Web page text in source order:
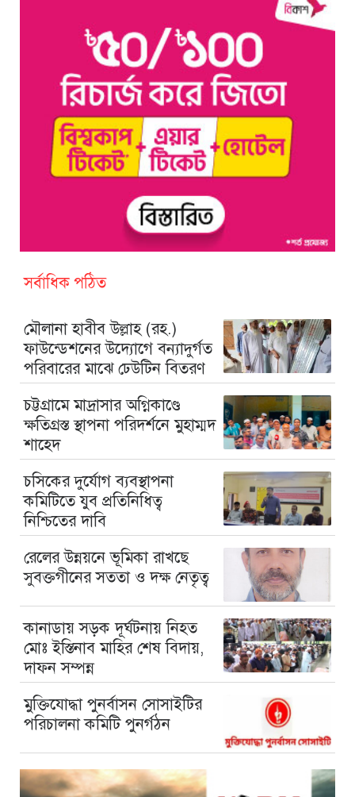
সর্বাধিক পঠিত
মৌলানা হাবীব উল্লাহ (রহ.)
ফাউন্ডেশনের উদ্যোগে বন্যাদুর্গত
পরিবারের মাঝে ঢেউটিন বিতরণ
চট্টগ্রামে মাদ্রাসার অগ্নিকাণ্ডে
ক্ষতিগ্রস্ত স্থাপনা পরিদর্শনে মুহাম্মদ
শাহেদ
চসিকের দুর্যোগ ব্যবস্থাপনা
কমিটিতে যুব প্রতিনিধিত্ব
নিশ্চিতের দাবি
রেলের উন্নয়নে ভূমিকা রাখছে
সুবক্তগীনের সততা ও দক্ষ নেতৃত্ব
কানাডায় সড়ক দূর্ঘটনায় নিহত
মোঃ ইস্তিনাব মাহির শেষ বিদায়,
দাফন সম্পন্ন
মুক্তিযোদ্ধা পুনর্বাসন সোসাইটির
পরিচালনা কমিটি পুনর্গঠন